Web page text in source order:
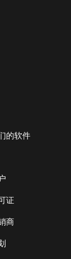
的软件
证
商